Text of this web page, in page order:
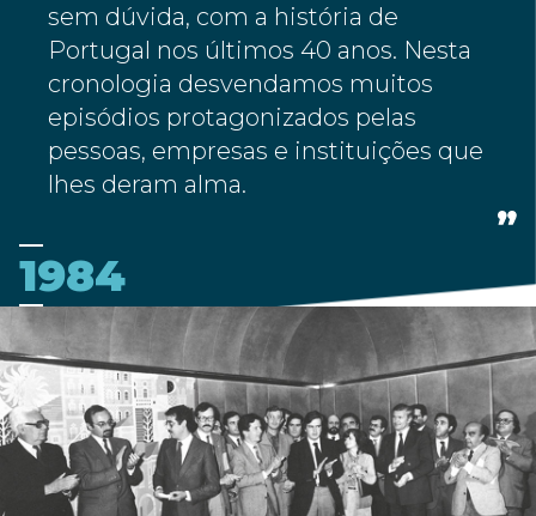
sem dúvida, com a história de
Portugal nos últimos 40 anos. Nesta
cronologia desvendamos muitos
episódios protagonizados pelas
pessoas, empresas e instituições que
lhes deram alma.
1984